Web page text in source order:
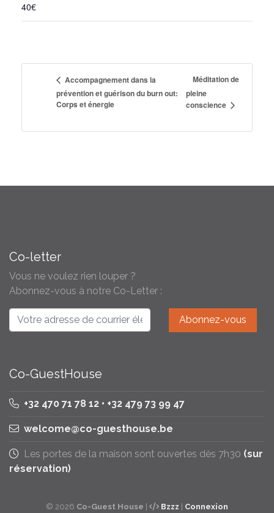
40€
Accompagnement dans la
prévention et guérison du burn out:
Corps et énergie
Méditation de
pleine
conscience
Co-letter
Vous ne voulez rien louper ?
Abonnez-vous à notre Co-Letter :
Co-GuestHouse
+32 470 71 78 12 • +32 479 73 99 47
welcome@co-guesthouse.be
Les portes de la maison sont ouvertes dès 7h30 (sur
réservation)
© 2026 Co-Guest House | Bzzz | Connexion